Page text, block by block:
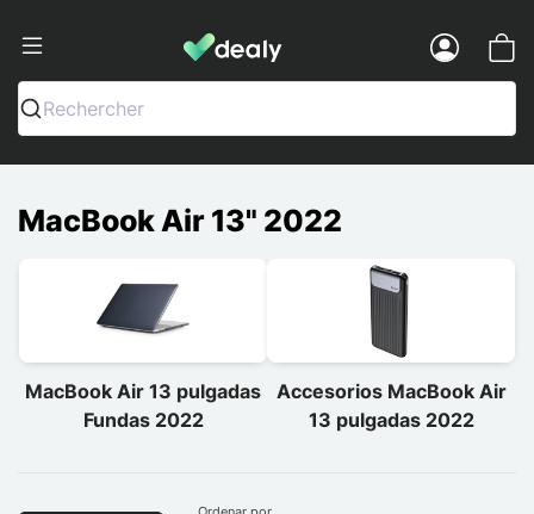
Dealy - Fundas y accesorios para
Rechercher
MacBook Air 13" 2022
MacBook Air 13 pulgadas
Fundas 2022
Accesorios MacBook Air
13 pulgadas 2022